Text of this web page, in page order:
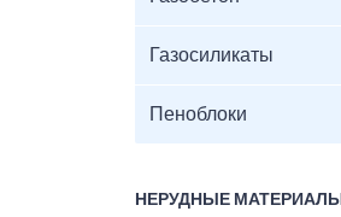
Газосиликаты
Пеноблоки
НЕРУДНЫЕ МАТЕРИАЛЫ